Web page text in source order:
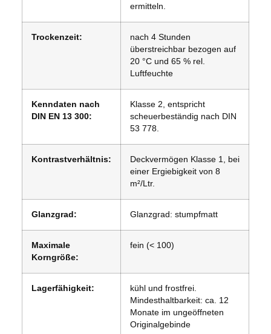
ermitteln.
Trockenzeit:
nach 4 Stunden
überstreichbar bezogen auf
20 °C und 65 % rel.
Luftfeuchte
Kenndaten nach
DIN EN 13 300:
Klasse 2, entspricht
scheuerbeständig nach DIN
53 778.
Kontrastverhältnis:
Deckvermögen Klasse 1, bei
einer Ergiebigkeit von 8
m²/Ltr.
Glanzgrad: Glanzgrad: stumpfmatt
Maximale
Korngröße:
fein (< 100)
Lagerfähigkeit:
kühl und frostfrei.
Mindesthaltbarkeit: ca. 12
Monate im ungeöffneten
Originalgebinde